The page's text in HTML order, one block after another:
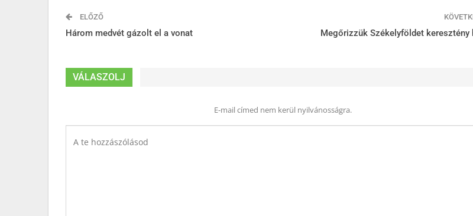
ELŐZŐ
Három medvét gázolt el a vonat Megőrizzük Székelyföldet keresztény
VÁLASZOLJ
E-mail címed nem kerül nyilvánosságra.